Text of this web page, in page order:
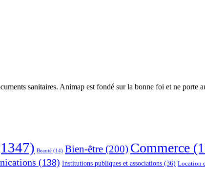
sanitaires. Animap est fondé sur la bonne foi et ne porte
Beauté (14) Bien-être (200) Commerce
(138) Institutions publiques et associations (36) Location